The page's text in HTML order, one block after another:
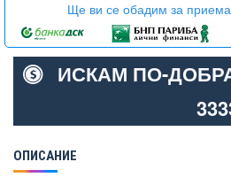
Ще ви се обадим за
ИСКАМ ПО-
ОПИСАНИЕ